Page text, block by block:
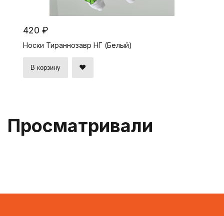
420 ₽
Носки Тираннозавр НГ (Белый)
В корзину
Просматривали